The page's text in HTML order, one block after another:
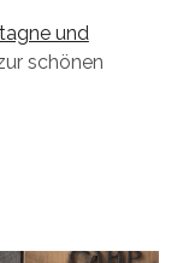
und
schönen